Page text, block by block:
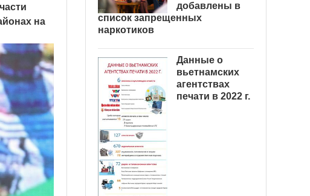
на
добавлены в
список запрещенных
наркотиков
Данные о
вьетнамских
агентствах
печати в 2022 г.